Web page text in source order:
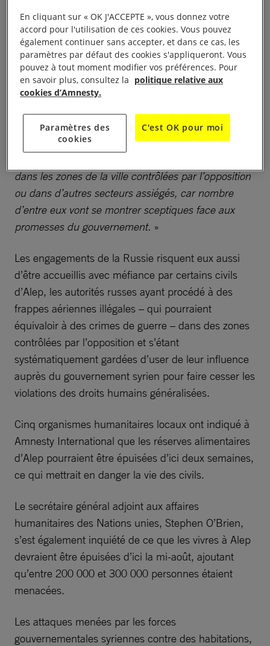
a déclaré Philip Luther, directeur du programme
Moyen-Orient et Afrique du Nord d’Amnesty
International.
«La mise en place de voies d’évacuation sûres pour
d’éviter une catastrophe humanitaire. Cette mesure
ne peut se substituer à l’acheminement d’une aide
dans les zones de la ville contrôlées par l’opposition
ou dans d’autres secteurs assiégés, car nombre
d’entre eux vont se montrer sceptiques face aux
promesses du gouvernement. »
Les engagements de la Russie risquent eux aussi
d’être accueillis avec méfiance par certains civils
d’Alep, les autorités russes ayant procédé à des
frappes aériennes illégales – qui pourraient
équivaloir à des crimes de guerre – dans des zones
contrôlées par l’opposition et s’étant
systématiquement gardées d’user de leur influence
auprès du gouvernement syrien pour faire cesser les
violations des droits humains généralisées.
Cinq organismes humanitaires locaux ont indiqué à
Amnesty International que les réserves alimentaires
d’Alep pourraient être épuisées d’ici deux semaines,
ce qui mettrait en danger la vie des civils.
Le secrétaire général adjoint aux affaires
humanitaires des Nations unies, Stephen O’Brien,
s’est également inquiété de ce que les vivres à Alep
devraient être épuisées d’ici la mi-août, ajoutant
qu’entre 200 000 et 300 000 personnes étaient
menacées.
Les attaques menées par les forces
gouvernementales syriennes contre des habitations,
En cliquant sur « OK J'ACCEPTE », vous donnez votre
accord pour l'utilisation de ces cookies. Vous pouvez
également continuer sans accepter, et dans ce cas, les
paramètres par défaut des cookies s'appliqueront. Vous
pouvez à tout moment modifier vos préférences. Pour
en savoir plus, consultez la politique relative aux
cookies d’Amnesty.
Paramètres des
cookies
C'est OK pour moi